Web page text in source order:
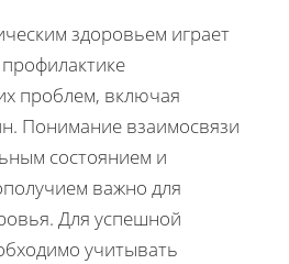
здоровьем играет
проблем, включая
Понимание взаимосвязи
состоянием и
важно для
Для успешной
учитывать